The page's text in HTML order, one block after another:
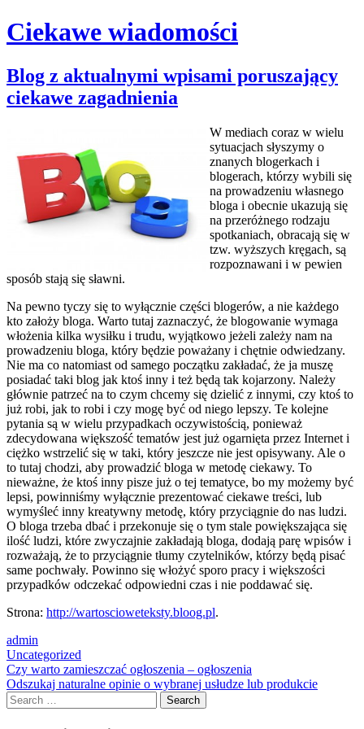
Ciekawe wiadomości
Skip
to
content
Blog z aktualnymi wpisami poruszający
ciekawe zagadnienia
W mediach coraz w wielu
sytuacjach słyszymy o
znanych blogerkach i
blogerach, którzy wybili się
na prowadzeniu własnego
bloga i obecnie ukazują się
na przeróżnego rodzaju
spotkaniach, obracają się w
tzw. wyższych kręgach, są
rozpoznawani i w pewien
sposób stają się sławni.
Na pewno tyczy się to wyłącznie części blogerów, a nie każdego
kto założy bloga. Warto tutaj zaznaczyć, że blogowanie wymaga
włożenia kilka wysiłku i trudu, wyjątkowo jeżeli zależy nam na
prowadzeniu bloga, który będzie poważany i chętnie odwiedzany.
Nie ma co natomiast od samego początku zakładać, że ja muszę
posiadać taki blog jak ktoś inny i też będą tak kojarzony. Należy
głównie patrzeć na to czym chcemy się dzielić z innymi, czy ktoś to
już robi, jak to robi i czy mogę być od niego lepszy. Te kolejne
pytania są w wielu przypadkach oczywistością, ponieważ
zdecydowana większość tematów jest już ogarnięta przez Internet i
ciężko wstrzelić się w taki, który jeszcze nie jest opisywany. Ale o
to tutaj chodzi, aby prowadzić bloga w metodę ciekawy. To
nieważne, że ktoś inny pisze już o tej tematyce, bo my możemy być
lepsi, powinniśmy wyłącznie prezentować ciekawe treści, lub
wymyśleć inny kreatywny metodę, który przyciągnie do nas ludzi.
O bloga trzeba dbać i przekonuje się o tym stale powiększająca się
ilość ludzi, które zwyczajnie zakładają bloga, dodają parę wpisów i
rozważają, że to przyciągnie tłumy czytelników, którzy będą pisać
same pochwały. Powinno się włożyć sporo pracy i większości
przypadków odczekać odpowiedni czas i nie poddawać się.
Strona: http://wartoscioweteksty.bloog.pl.
admin
Uncategorized
Post
navigation
Czy warto zamieszczać ogłoszenia – ogłoszenia
Odszukaj naturalne opinie o wybranej usłudze lub produkcie
Search